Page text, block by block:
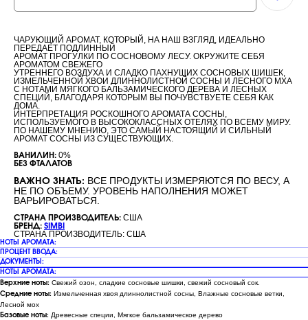
ЧАРУЮЩИЙ АРОМАТ, КОТОРЫЙ, НА НАШ ВЗГЛЯД, ИДЕАЛЬНО
ПЕРЕДАЕТ ПОДЛИННЫЙ
АРОМАТ ПРОГУЛКИ ПО СОСНОВОМУ ЛЕСУ. ОКРУЖИТЕ СЕБЯ
АРОМАТОМ СВЕЖЕГО
УТРЕННЕГО ВОЗДУХА И СЛАДКО ПАХНУЩИХ СОСНОВЫХ ШИШЕК,
ИЗМЕЛЬЧЕННОЙ ХВОИ ДЛИННОЛИСТНОЙ СОСНЫ И ЛЕСНОГО МХА
С НОТАМИ МЯГКОГО БАЛЬЗАМИЧЕСКОГО ДЕРЕВА И ЛЕСНЫХ
СПЕЦИЙ, БЛАГОДАРЯ КОТОРЫМ ВЫ ПОЧУВСТВУЕТЕ СЕБЯ КАК
ДОМА.
ИНТЕРПРЕТАЦИЯ РОСКОШНОГО АРОМАТА СОСНЫ,
ИСПОЛЬЗУЕМОГО В ВЫСОКОКЛАССНЫХ ОТЕЛЯХ ПО ВСЕМУ МИРУ.
ПО НАШЕМУ МНЕНИЮ, ЭТО САМЫЙ НАСТОЯЩИЙ И СИЛЬНЫЙ
АРОМАТ СОСНЫ ИЗ СУЩЕСТВУЮЩИХ.
ВАНИЛИН: 0%
БЕЗ ФТАЛАТОВ
ВАЖНО ЗНАТЬ: ВСЕ ПРОДУКТЫ ИЗМЕРЯЮТСЯ ПО ВЕСУ, А
НЕ ПО ОБЪЕМУ. УРОВЕНЬ НАПОЛНЕНИЯ МОЖЕТ
ВАРЬИРОВАТЬСЯ.
СТРАНА ПРОИЗВОДИТЕЛЬ: США
БРЕНД: SIMBI
СТРАНА ПРОИЗВОДИТЕЛЬ: США
НОТЫ АРОМАТА:
ПРОЦЕНТ ВВОДА:
ДОКУМЕНТЫ:
НОТЫ АРОМАТА:
Верхние ноты: Свежий озон, сладкие сосновые шишки, свежий сосновый сок.
Средние ноты: Измельченная хвоя длиннолистной сосны, Влажные сосновые ветки,
Лесной мох
Базовые ноты: Древесные специи, Мягкое бальзамическое дерево